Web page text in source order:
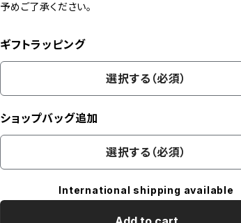
予めご了承ください。
ギフトラッピング
選択する（必須）
ショップバッグ追加
選択する（必須）
International shipping available